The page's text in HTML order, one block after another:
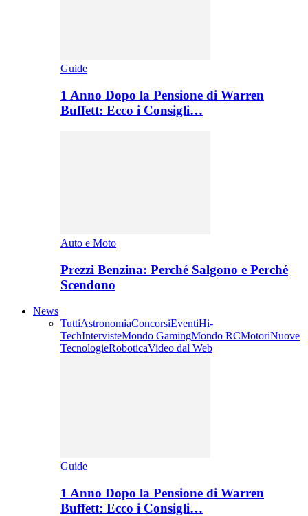
Guide
1 Anno Dopo la Pensione di Warren
Buffett: Ecco i Consigli…
Auto e Moto
Prezzi Benzina: Perché Salgono e Perché
Scendono
News
TuttiAstronomiaConcorsiEventiHi-
TechIntervisteMondo GamingMondo RCMotoriNuove
TecnologieRoboticaVideo dal Web
Guide
1 Anno Dopo la Pensione di Warren
Buffett: Ecco i Consigli…